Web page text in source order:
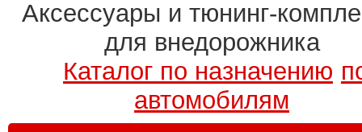
Аксессуары и тюнинг-
для внедорожника
Каталог по назначению
автомобилям